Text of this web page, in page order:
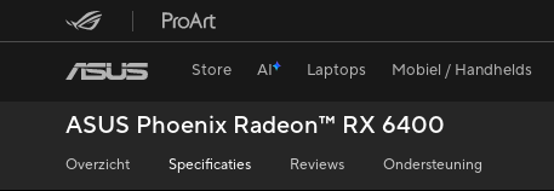
Store AI Laptops Mobiel / Handhelds
ASUS Phoenix Radeon™ RX 6400
Overzicht Specificaties Reviews Ondersteuning